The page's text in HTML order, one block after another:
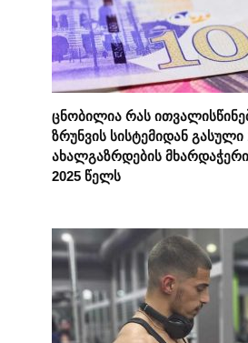
ცნობილია რას
ზრუნვის სისტემიდან
ახალგაზრდების
2025 წელს